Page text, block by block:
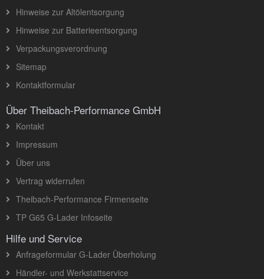
Hinweise zur Altölentsorgung
Hinweise zur Batterieentsorgung
Verpackungsverordnung
Sitemap
Kontaktformular
Über Theibach-Performance GmbH
Kontakt
Impressum
Über uns
Vertrag widerrufen
Theibach-Performance Firmenseite
TP G65 G-Lader Infoseite
Hilfe und Service
Anfrageformular G-Lader Überholung
Händler- und Werkstattservice